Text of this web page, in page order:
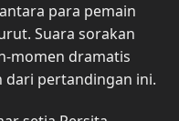
para pemain
Suara sorakan
momen dramatis
dari pertandingan ini.